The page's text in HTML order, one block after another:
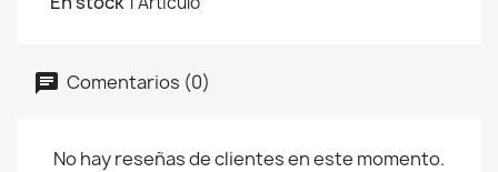
Comentarios (0)
No hay reseñas de clientes en este momento.